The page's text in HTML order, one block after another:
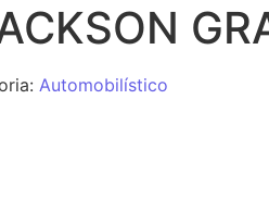
Automobilístico